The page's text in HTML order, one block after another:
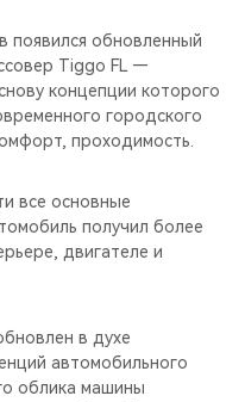
появился обновленный
Tiggo FL —
концепции которого
городского
проходимость.
все основные
получил более
двигателе и
в духе
автомобильного
облика машины